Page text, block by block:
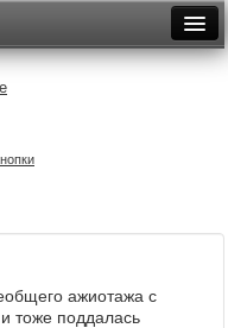
ажиотажа с
тоже поддалась